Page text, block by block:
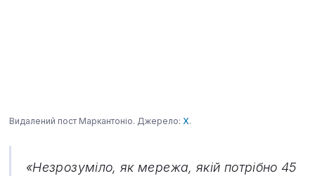
Видалений пост Маркантоніо. Джерело: X.
«Незрозуміло, як мережа, якій потрібно 45